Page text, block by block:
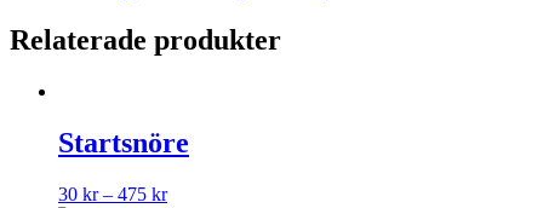
Relaterade produkter
Startsnöre
30 kr – 475 krPrisintervall: